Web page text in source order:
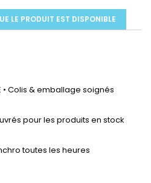
LE PRODUIT EST DISPONIBLE
• Colis & emballage soignés
pour les produits en stock
toutes les heures